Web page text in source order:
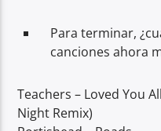
Para terminar,
canciones ahora
Teachers – Loved You
Night Remix)